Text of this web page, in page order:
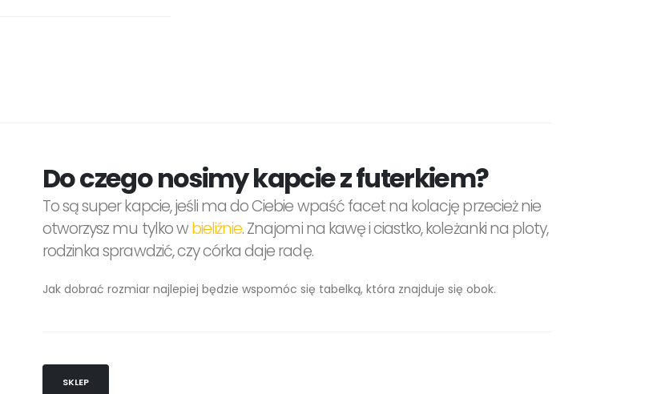
Do czego nosimy kapcie z futerkiem?
To są super kapcie, jeśli ma do Ciebie wpaść facet na kolację przecież nie
otworzysz mu tylko wbieliźnie. Znajomi na kawę i ciastko, koleżanki na ploty,
rodzinka sprawdzić, czy córka daje radę.
Jak dobrać rozmiar najlepiej będzie wspomóc się tabelką, która znajduje się obok.
SKLEP